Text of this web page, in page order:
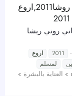
فساتين سهرة لمصمم البنانى رونى روشا2011,اروع
روني ريشا
2011
اروع
لمسلم
العناية بالبشرة »